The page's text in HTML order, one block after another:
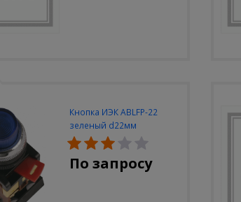
Кнопка ИЭК ABLFP-22
зеленый d22мм
неон/240В 1з+1р
По запросу